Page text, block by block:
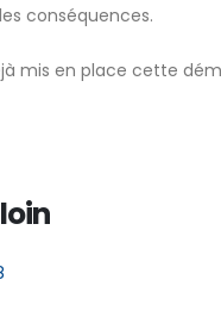
conséquences.
mis en place cette